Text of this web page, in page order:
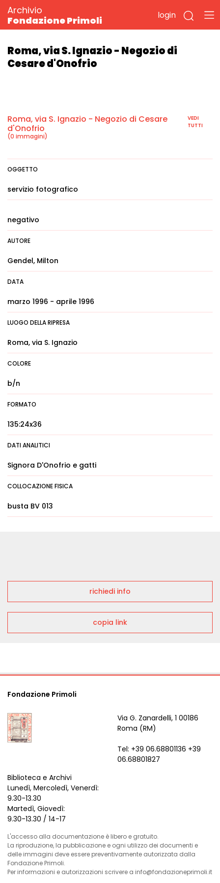
Archivio
Fondazione Primoli
login
Roma, via S. Ignazio - Negozio di
Cesare d'Onofrio
Roma, via S. Ignazio - Negozio di Cesare
d'Onofrio
(0 immagini)
VEDI
TUTTI
OGGETTO
servizio fotografico
negativo
AUTORE
Gendel, Milton
DATA
marzo 1996 - aprile 1996
LUOGO DELLA RIPRESA
Roma, via S. Ignazio
COLORE
b/n
FORMATO
135:24x36
DATI ANALITICI
Signora D'Onofrio e gatti
COLLOCAZIONE FISICA
busta BV 013
richiedi info
copia link
Fondazione Primoli
Via G. Zanardelli, 1 00186
Roma (RM)
Tel: +39 06.68801136 +39
06.68801827
Biblioteca e Archivi
Lunedì, Mercoledì, Venerdì:
9.30-13.30
Martedì, Giovedì:
9.30-13.30 / 14-17
L'accesso alla documentazione è libero e gratuito.
La riproduzione, la pubblicazione e ogni utilizzo dei documenti e
delle immagini deve essere preventivamente autorizzata dalla
Fondazione Primoli.
Per informazioni e autorizzazioni scrivere a info@fondazioneprimoli.it